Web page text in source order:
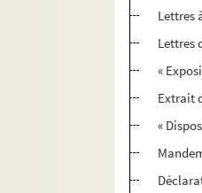
Lettres
Lettres
«
Extrait
«